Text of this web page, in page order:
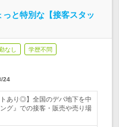
と特別な【接客スタッ
なし 学歴不問
24
あり◎】全国のデパ地下を中
グ』での接客・販売や売り場